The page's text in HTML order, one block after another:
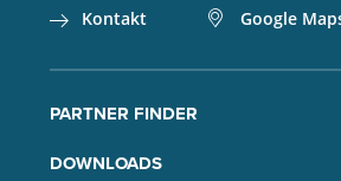
Kontakt
Google
PARTNER FINDER
DOWNLOADS